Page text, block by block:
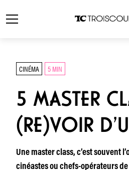
CINÉMA 5 MIN
5 MASTER
(RE)VOIR
Une master class, c’est souvent
cinéastes ou chefs-opérateurs